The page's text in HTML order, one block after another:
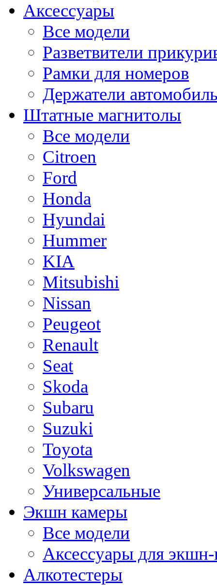
Аксессуары
Все модели
Разветвители
Рамки для номеров
Держатели
Штатные магнитолы
Все модели
Citroen
Ford
Honda
Hyundai
Hummer
KIA
Mitsubishi
Nissan
Peugeot
Renault
Seat
Skoda
Subaru
Suzuki
Toyota
Volkswagen
Универсальные
Экшн камеры
Все модели
Аксессуары для
Алкотестеры